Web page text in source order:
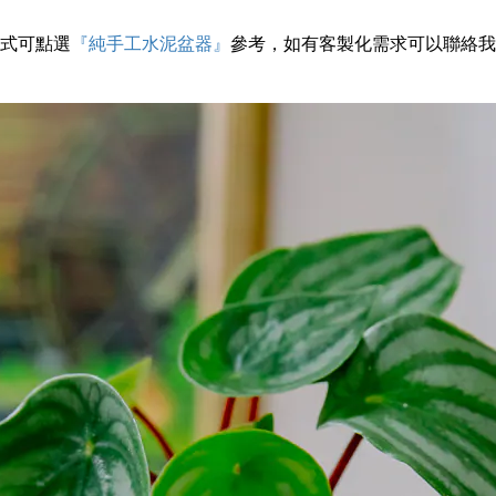
可點選 『純手工水泥盆器』 參考，如有客製化需求可以聯絡